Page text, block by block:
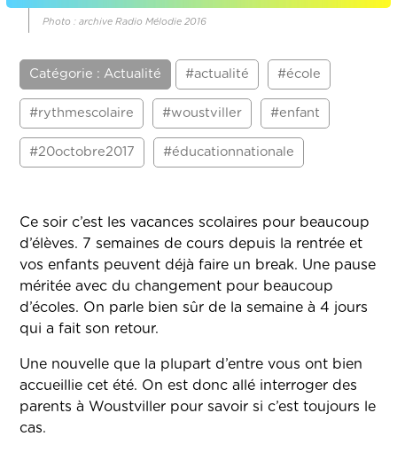
Photo : archive Radio Mélodie 2016
Catégorie : Actualité #actualité #école
#rythmescolaire #woustviller #enfant
#20octobre2017 #éducationnationale
Ce soir c’est les vacances scolaires pour beaucoup
d’élèves. 7 semaines de cours depuis la rentrée et
vos enfants peuvent déjà faire un break. Une pause
méritée avec du changement pour beaucoup
d’écoles. On parle bien sûr de la semaine à 4 jours
qui a fait son retour.
Une nouvelle que la plupart d’entre vous ont bien
accueillie cet été. On est donc allé interroger des
parents à Woustviller pour savoir si c’est toujours le
cas.